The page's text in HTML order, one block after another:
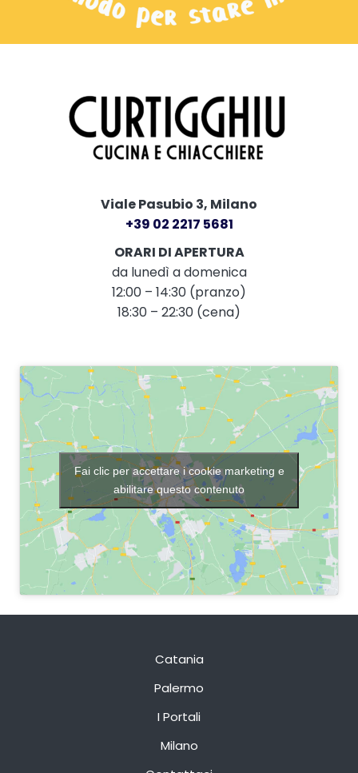
Viale Pasubio 3, Milano
+39 02 2217 5681
ORARI DI APERTURA
da lunedì a domenica
12:00 – 14:30 (pranzo)
18:30 – 22:30 (cena)
Fai clic per accettare i cookie marketing e
abilitare questo contenuto
Catania
Palermo
I Portali
Milano